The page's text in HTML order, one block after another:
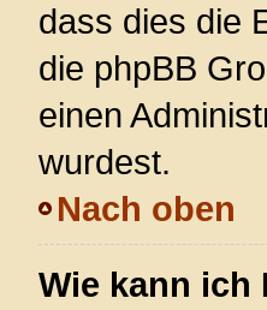
dass dies die
die phpBB
einen
wurdest.
Nach oben
Wie kann ich